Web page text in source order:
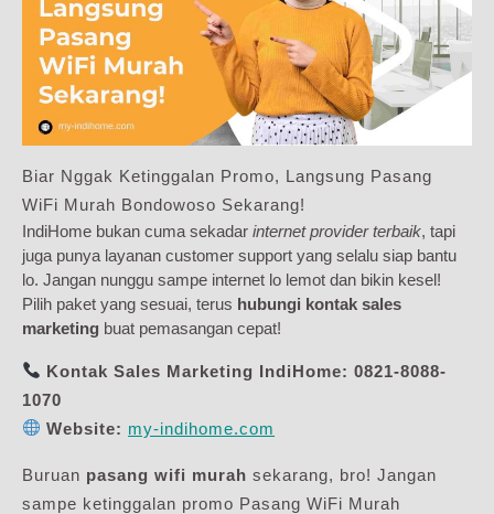
Biar Nggak Ketinggalan Promo, Langsung Pasang
WiFi Murah Bondowoso Sekarang!
IndiHome bukan cuma sekadar internet provider terbaik, tapi
juga punya layanan customer support yang selalu siap bantu
lo. Jangan nunggu sampe internet lo lemot dan bikin kesel!
Pilih paket yang sesuai, terus hubungi kontak sales
marketing buat pemasangan cepat!
Kontak Sales Marketing IndiHome: 0821-8088-
1070
Website: my-indihome.com
Buruan pasang wifi murah sekarang, bro! Jangan
sampe ketinggalan promo Pasang WiFi Murah